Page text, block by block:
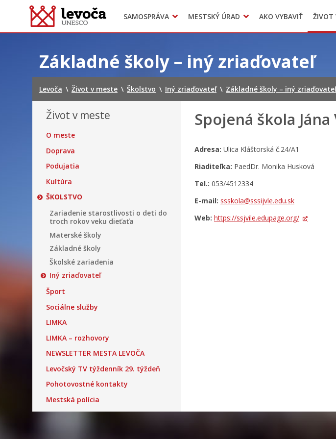
SAMOSPRÁVA
Dokumenty mestaMESTSKÝ ÚRAD
Projekty
Voľba
AKO VYBAVIŤ ŽIVOT
Doprava
LIMKA
Základné školy – iný zriaďovateľ
Levoča \ Život v meste \ Školstvo \ Iný zriaďovateľ \ Základné školy – iný zriaďovateľ
Život v meste
O meste
Doprava
Podujatia
Kultúra
ŠKOLSTVO
Zariadenie starostlivosti o deti do
troch rokov veku dieťaťa
Materské školy
Základné školy
Školské zariadenia
Iný zriaďovateľ
Šport
Sociálne služby
LIMKA
LIMKA – rozhovory
NEWSLETTER MESTA LEVOČA
Levočský TV týždenník 29. týždeň
Pohotovostné kontakty
Mestská polícia
Spojená škola
Adresa: Ulica Kláštorská č.24/A1
Riaditeľka: PaedDr. Monika Husková
Tel.: 053/4512334
E-mail: ssskola@sssijvle.edu.sk
Web: https://ssjvile.edupage.org/